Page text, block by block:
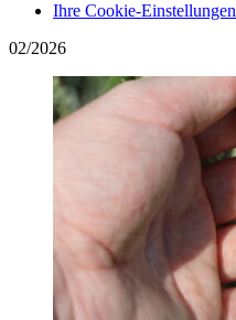
Ihre Cookie-Einstellungen
02/2026